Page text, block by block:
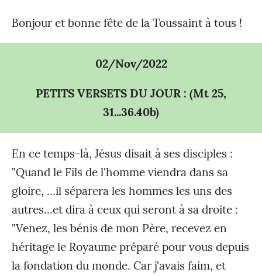
Bonjour et bonne fête de la Toussaint à tous !
02/Nov/2022
PETITS VERSETS DU JOUR : (Mt 25,
31...36.40b)
En ce temps-là, Jésus disait à ses disciples :
"Quand le Fils de l'homme viendra dans sa
gloire, ...il séparera les hommes les uns des
autres...et dira à ceux qui seront à sa droite :
"Venez, les bénis de mon Père, recevez en
héritage le Royaume préparé pour vous depuis
la fondation du monde. Car j'avais faim, et